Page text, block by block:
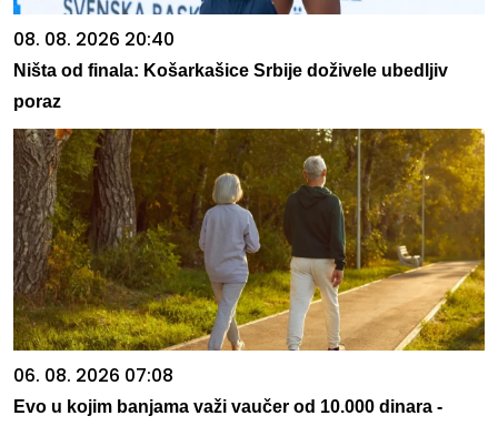
08. 08. 2026 20:40
Ništa od finala: Košarkašice Srbije doživele ubedljiv
poraz
06. 08. 2026 07:08
Evo u kojim banjama važi vaučer od 10.000 dinara -